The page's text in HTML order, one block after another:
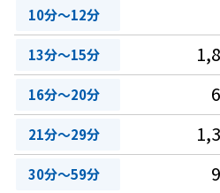
10分～12分
13分～15分
16分～20分
21分～29分
30分～59分